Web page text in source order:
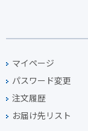
マイページ
パスワード変更
注文履歴
お届け先リスト